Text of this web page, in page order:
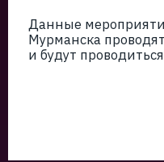
Данные
Мурманска
и будут